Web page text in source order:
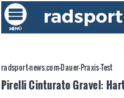
radsport-news.com-Dauer-Praxis-Test
Pirelli Cinturato Gravel: